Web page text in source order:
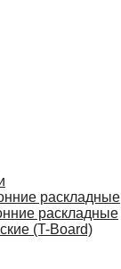
раскладные
раскладные
(T-Board)